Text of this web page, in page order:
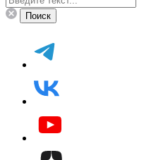
Поиск